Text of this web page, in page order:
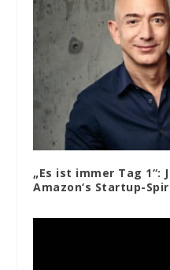
„Es ist immer Tag 1“:
Amazon‘s Startup-